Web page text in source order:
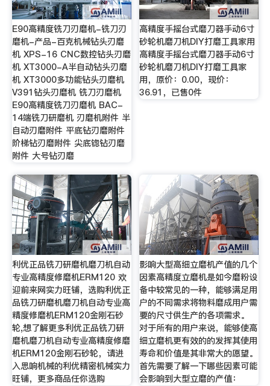
E90高精度铣刀刃磨机-铣刀刃
磨机-产品-百克机械钻头刃磨
机 XPS-16 CNC数控钻头刃磨
机 XT3000-A半自动钻头刃磨
机 XT3000多功能钻头刃磨机
V391钻头刃磨机 铣刀刃磨机
E90高精度铣刀刃磨机 BAC-
14端铣刀研磨机 刃磨机附件 半
自动刃磨附件 平底钻刃磨附件
阶梯钻刃磨附件 尖底锪钻刃磨
附件 大号钻刃磨
高精度手摇台式磨刀器手动6寸
砂轮机磨刀机DIY打磨工具家用
高精度手摇台式磨刀器手动6寸
砂轮机磨刀机DIY打磨工具家
用，原价：0.00，现价：
36.91，已售0件
利优正品铣刀研磨机磨刀机自动
专业高精度修磨机ERM120 欢
迎前来网实力旺铺，选购利优正
品铣刀研磨机磨刀机自动专业高
精度修磨机ERM120金刚石砂
轮,想了解更多利优正品铣刀研
磨机磨刀机自动专业高精度修磨
机ERM120金刚石砂轮，请进
入思响机械的利优精密机械实力
旺铺，更多商品任你选购
影响大型高细立磨机产值的几个
因素高精度立磨机是如今磨粉设
备中较常见的一种，能够满足用
户的不同需求将物料磨成用户需
要的尺寸供生产的各项需求。
对于所有的用户来说，能够使高
细立磨机更有效的的发挥其使用
寿命和价值是其非常大的愿望。
首先需要了解一下哪些因素可能
会影响到大型立磨的产值：